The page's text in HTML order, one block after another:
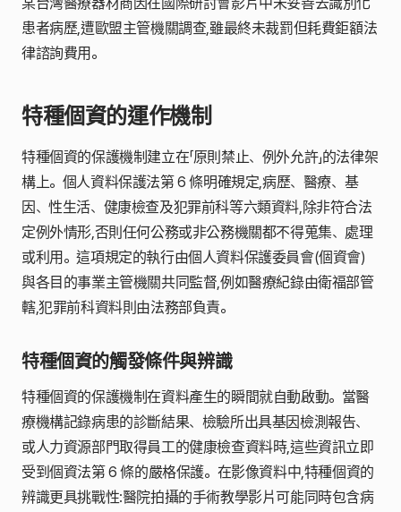
患者病歷,遭歐盟主管機關調查,雖最終未裁罰但耗費鉅額法
律諮詢費用。
特種個資的運作機制
特種個資的保護機制建立在「原則禁止、例外允許」的法律架
構上。個人資料保護法第 6 條明確規定,病歷、醫療、基
因、性生活、健康檢查及犯罪前科等六類資料,除非符合法
定例外情形,否則任何公務或非公務機關都不得蒐集、處理
或利用。這項規定的執行由個人資料保護委員會(個資會)
與各目的事業主管機關共同監督,例如醫療紀錄由衛福部管
轄,犯罪前科資料則由法務部負責。
特種個資的觸發條件與辨識
特種個資的保護機制在資料產生的瞬間就自動啟動。當醫
療機構記錄病患的診斷結果、檢驗所出具基因檢測報告、
或人力資源部門取得員工的健康檢查資料時,這些資訊立即
受到個資法第 6 條的嚴格保護。在影像資料中,特種個資的
辨識更具挑戰性:醫院拍攝的手術教學影片可能同時包含病